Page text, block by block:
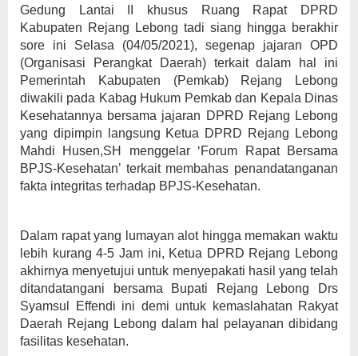
Gedung Lantai II khusus Ruang Rapat DPRD
Kabupaten Rejang Lebong tadi siang hingga berakhir
sore ini Selasa (04/05/2021), segenap jajaran OPD
(Organisasi Perangkat Daerah) terkait dalam hal ini
Pemerintah Kabupaten (Pemkab) Rejang Lebong
diwakili pada Kabag Hukum Pemkab dan Kepala Dinas
Kesehatannya bersama jajaran DPRD Rejang Lebong
yang dipimpin langsung Ketua DPRD Rejang Lebong
Mahdi Husen,SH menggelar ‘Forum Rapat Bersama
BPJS-Kesehatan’ terkait membahas penandatanganan
fakta integritas terhadap BPJS-Kesehatan.
Dalam rapat yang lumayan alot hingga memakan waktu
lebih kurang 4-5 Jam ini, Ketua DPRD Rejang Lebong
akhirnya menyetujui untuk menyepakati hasil yang telah
ditandatangani bersama Bupati Rejang Lebong Drs
Syamsul Effendi ini demi untuk kemaslahatan Rakyat
Daerah Rejang Lebong dalam hal pelayanan dibidang
fasilitas kesehatan.